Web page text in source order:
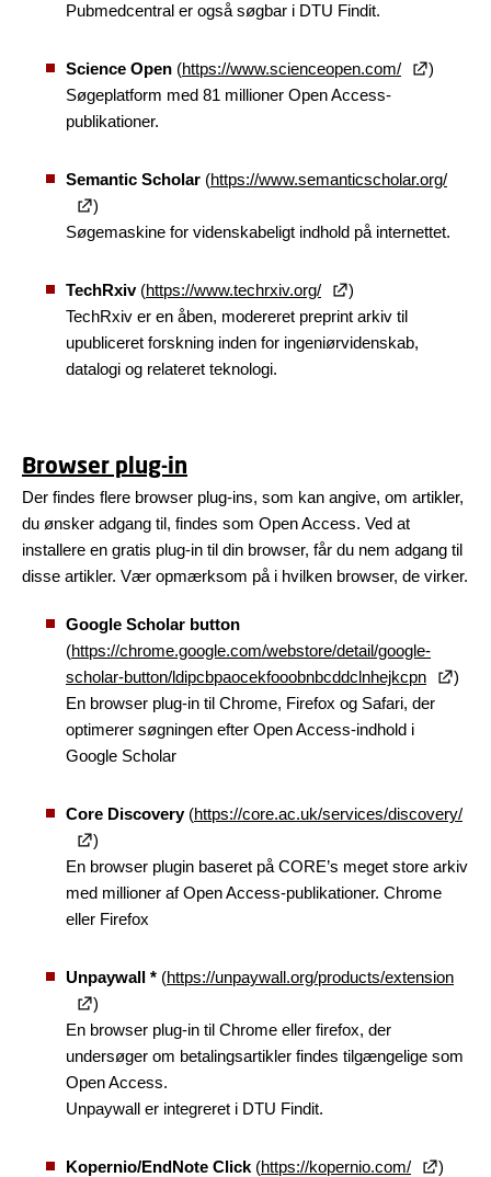
Pubmedcentral er også søgbar i DTU Findit.
Science Open (https://www.scienceopen.com/
)
Søgeplatform med 81 millioner Open Access-
publikationer.
Semantic Scholar (https://www.semanticscholar.org/
)
Søgemaskine for videnskabeligt indhold på internettet.
TechRxiv(https://www.techrxiv.org/
)
TechRxiv er en åben, modereret preprint arkiv til
upubliceret forskning inden for ingeniørvidenskab,
datalogi og relateret teknologi.
Browser plug-in
Der findes flere browser plug-ins, som kan angive, om artikler,
du ønsker adgang til, findes som Open Access. Ved at
installere en gratis plug-in til din browser, får du nem adgang til
disse artikler. Vær opmærksom på i hvilken browser, de virker.
Google Scholar button
(https://chrome.google.com/webstore/detail/google-
scholar-button/ldipcbpaocekfooobnbcddclnhejkcpn
)
En browser plug-in til Chrome, Firefox og Safari, der
optimerer søgningen efter Open Access-indhold i
Google Scholar
Core Discovery (https://core.ac.uk/services/discovery/
)
En browser plugin baseret på CORE’s meget store arkiv
med millioner af Open Access-publikationer. Chrome
eller Firefox
Unpaywall * (https://unpaywall.org/products/extension
)
En browser plug-in til Chrome eller firefox, der
undersøger om betalingsartikler findes tilgængelige som
Open Access.
Unpaywall er integreret i DTU Findit.
Kopernio/EndNote Click (https://kopernio.com/
)